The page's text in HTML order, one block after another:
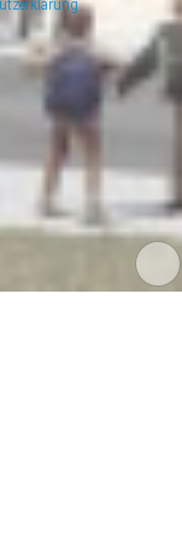
schulen.de
mit technischer